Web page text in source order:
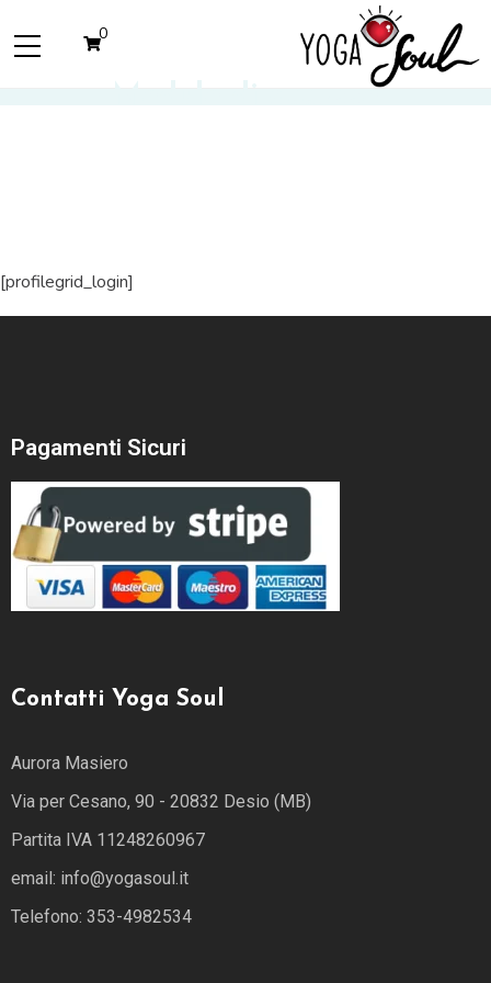
0
Modulo di accesso
[profilegrid_login]
Pagamenti Sicuri
Contatti Yoga Soul
Aurora Masiero
Via per Cesano, 90 - 20832 Desio (MB)
Partita IVA 11248260967
email: info@yogasoul.it
Telefono: 353-4982534